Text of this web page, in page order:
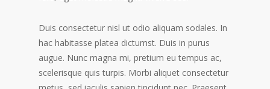
Duis consectetur nisl ut odio aliquam sodales. In
hac habitasse platea dictumst. Duis in purus
augue. Nunc magna mi, pretium eu tempus ac,
scelerisque quis turpis. Morbi aliquet consectetur